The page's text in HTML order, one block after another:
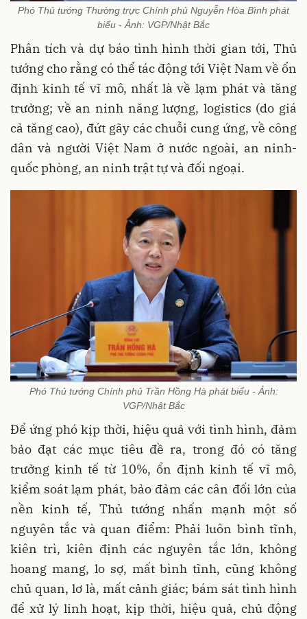
Phó Thủ tướng Thường trực Chính phủ Nguyễn Hòa Bình phát
biểu - Ảnh: VGP/Nhật Bắc
Phân tích và dự báo tình hình thời gian tới, Thủ
tướng cho rằng có thể tác động tới Việt Nam về ổn
định kinh tế vĩ mô, nhất là về lạm phát và tăng
trưởng; về an ninh năng lượng, logistics (do giá
cả tăng cao), đứt gãy các chuỗi cung ứng, về công
dân và người Việt Nam ở nước ngoài, an ninh-
quốc phòng, an ninh trật tự và đối ngoại.
Phó Thủ tướng Chính phủ Trần Hồng Hà phát biểu - Ảnh:
VGP/Nhật Bắc
Để ứng phó kịp thời, hiệu quả với tình hình, đảm
bảo đạt các mục tiêu đề ra, trong đó có tăng
trưởng kinh tế từ 10%, ổn định kinh tế vĩ mô,
kiểm soát lạm phát, bảo đảm các cân đối lớn của
nền kinh tế, Thủ tướng nhấn mạnh một số
nguyên tắc và quan điểm: Phải luôn bình tĩnh,
kiên trì, kiên định các nguyên tắc lớn, không
hoang mang, lo sợ, mất bình tĩnh, cũng không
chủ quan, lơ là, mất cảnh giác; bám sát tình hình
để xử lý linh hoạt, kịp thời, hiệu quả, chủ động